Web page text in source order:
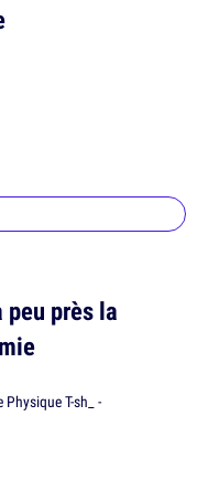
peu près la